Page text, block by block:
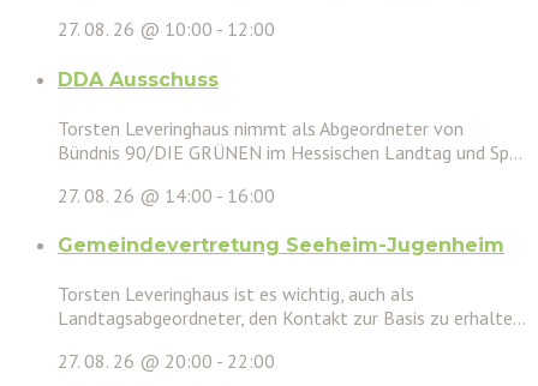
27. 08. 26 @ 10:00 - 12:00
DDA Ausschuss
Torsten Leveringhaus nimmt als Abgeordneter von
Bündnis 90/DIE GRÜNEN im Hessischen Landtag und Sp...
27. 08. 26 @ 14:00 - 16:00
Gemeindevertretung Seeheim-Jugenheim
Torsten Leveringhaus ist es wichtig, auch als
Landtagsabgeordneter, den Kontakt zur Basis zu erhalte...
27. 08. 26 @ 20:00 - 22:00